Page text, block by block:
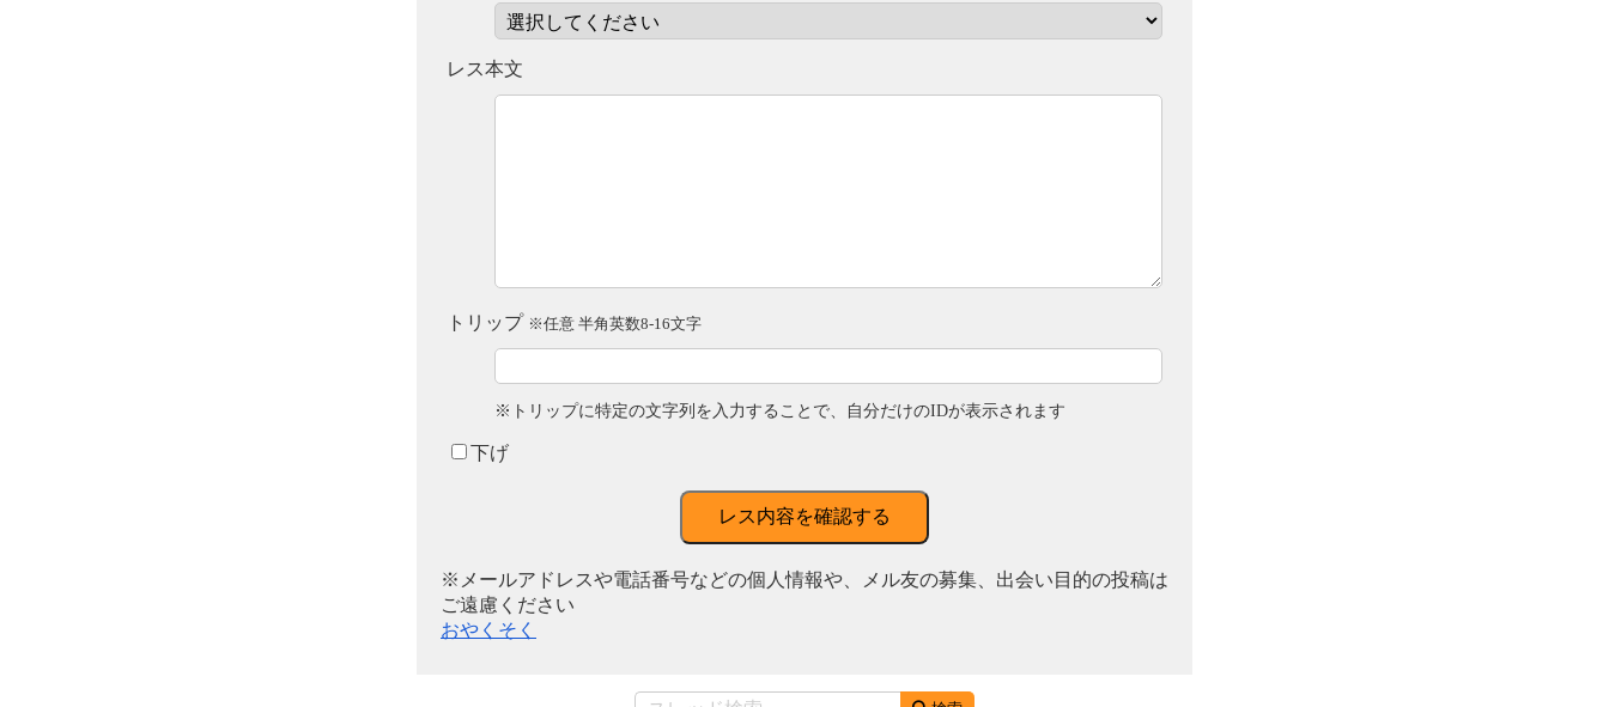
レス本文
トリップ ※任意 半角英数8-16文字
※トリップに特定の文字列を入力することで、自分だけのIDが表示されます
下げ
レス内容を確認する
※メールアドレスや電話番号などの個人情報や、メル友の募集、出会い目的の投稿は
ご遠慮ください
おやくそく